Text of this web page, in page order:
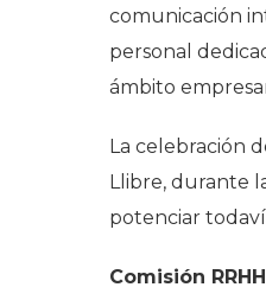
comunicación
personal
ámbito
La celebración
Llibre, durante
potenciar
Comisión